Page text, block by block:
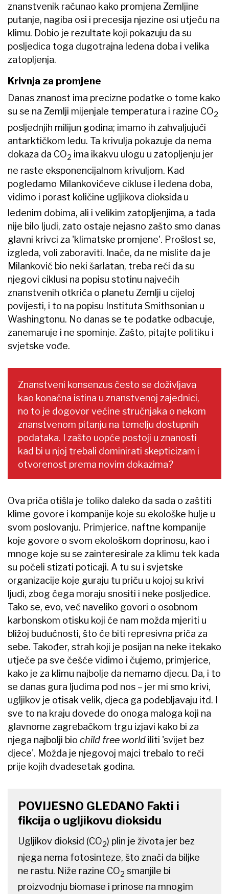
znanstvenik računao kako promjena Zemljine
putanje, nagiba osi i precesija njezine osi utječu na
klimu. Dobio je rezultate koji pokazuju da su
posljedica toga dugotrajna ledena doba i velika
zatopljenja.
Krivnja za promjene
Danas znanost ima precizne podatke o tome kako
su se na Zemlji mijenjale temperatura i razine CO2
posljednjih milijun godina; imamo ih zahvaljujući
antarktičkom ledu. Ta krivulja pokazuje da nema
dokaza da CO2 ima ikakvu ulogu u zatopljenju jer
ne raste eksponencijalnom krivuljom. Kad
pogledamo Milankovićeve cikluse i ledena doba,
vidimo i porast količine ugljikova dioksida u
ledenim dobima, ali i velikim zatopljenjima, a tada
nije bilo ljudi, zato ostaje nejasno zašto smo danas
glavni krivci za 'klimatske promjene'. Prošlost se,
izgleda, voli zaboraviti. Inače, da ne mislite da je
Milanković bio neki šarlatan, treba reći da su
njegovi ciklusi na popisu stotinu najvećih
znanstvenih otkrića o planetu Zemlji u cijeloj
povijesti, i to na popisu Instituta​ Smithsonian u
Washingtonu. No danas se te podatke odbacuje,
zanemaruje i ne spominje. Zašto, pitajte politiku i
svjetske vođe.
Znanstveni konsenzus često se doživljava
kao konačna istina u znanstvenoj zajednici,
no to je dogovor većine stručnjaka o nekom
znanstvenom pitanju na temelju dostupnih
podataka. I zašto uopće postoji u znanosti
kad bi u njoj trebali dominirati skepticizam i
otvorenost prema novim dokazima?
Ova priča otišla je toliko daleko da sada o zaštiti
klime govore i kompanije koje su ekološke hulje u
svom poslovanju. Primjerice, naftne kompanije
koje govore o svom ekološkom doprinosu, kao i
mnoge koje su se zainteresirale za klimu tek kada
su počeli stizati poticaji. A tu su i svjetske
organizacije koje guraju tu priču u kojoj su krivi
ljudi, zbog čega moraju snositi i neke posljedice.
Tako se, evo, već naveliko govori o osobnom
karbonskom otisku koji će nam možda mjeriti u
bližoj budućnosti, što će biti represivna priča za
sebe. Također, strah koji je posijan na neke itekako
​utječe pa sve češće vidimo i čujemo, primjerice,
kako je za klimu najbolje da nemamo djecu. Da, i to
se danas gura ljudima pod nos – jer mi smo krivi,
ugljikov je otisak velik, djeca ga podebljavaju itd. I
sve to na kraju dovede do onoga maloga koji na
glavnome zagrebačkom trgu izjavi kako bi za
njega najbolji bio child free world iliti 'svijet bez
djece'. Možda je njegovoj majci trebalo to reći
prije kojih dvadesetak godina.
POVIJESNO GLEDANO Fakti i
fikcija o ugljikovu dioksidu
Ugljikov dioksid (CO2) plin je života jer bez
njega nema fotosinteze, što znači da biljke
ne rastu. Niže razine CO2 smanjile bi
proizvodnju biomase i prinose na mnogim